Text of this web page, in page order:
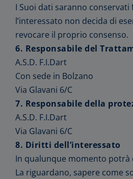
I Suoi dati saranno conservati
l’interessato non decida di
revocare il proprio consenso.
6. Responsabile del
A.S.D. F.I.Dart
Con sede in Bolzano
Via Glavani 6/C
7. Responsabile della
A.S.D. F.I.Dart
Via Glavani 6/C
8. Diritti dell’interessato
In qualunque momento potrà
La riguardano, sapere come